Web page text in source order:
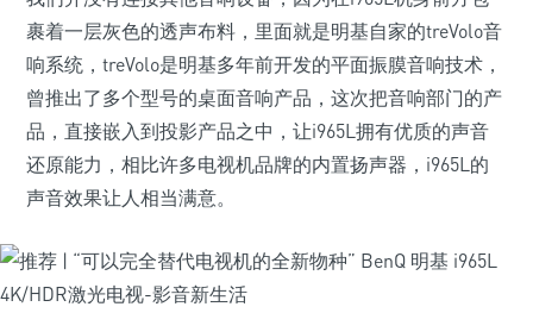
裹着一层灰色的透声布料，里面就是明基自家的treVolo音
响系统，treVolo是明基多年前开发的平面振膜音响技术，
曾推出了多个型号的桌面音响产品，这次把音响部门的产
品，直接嵌入到投影产品之中，让i965L拥有优质的声音
还原能力，相比许多电视机品牌的内置扬声器，i965L的
声音效果让人相当满意。